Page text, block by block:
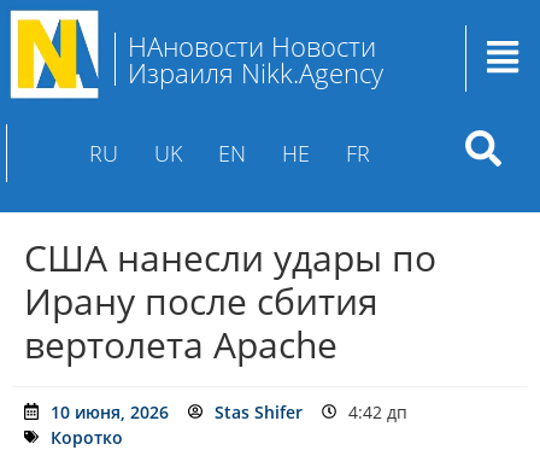
НАновости Новости
Израиля Nikk.Agency
RU UK EN HE FR
США нанесли удары по
Ирану после сбития
вертолета Apache
10 июня, 2026 Stas Shifer
4:42 дп
Коротко